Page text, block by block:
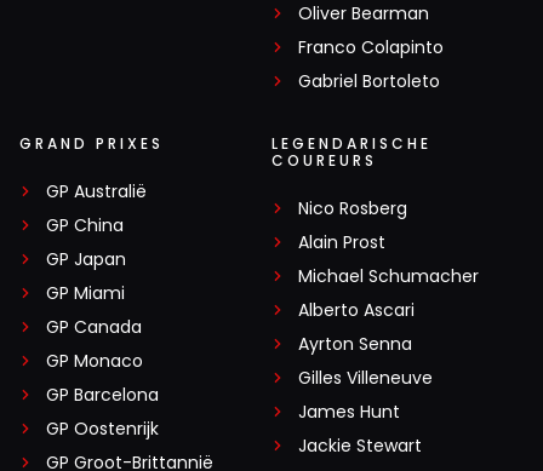
Oliver Bearman
Franco Colapinto
Gabriel Bortoleto
GRAND PRIXES
GP Australië
GP China
GP Japan
GP Miami
GP Canada
GP Monaco
GP Barcelona
GP Oostenrijk
GP Groot-Brittannië
LEGENDARISCHE
COUREURS
Nico Rosberg
Alain Prost
Michael Schumacher
Alberto Ascari
Ayrton Senna
Gilles Villeneuve
James Hunt
Jackie Stewart